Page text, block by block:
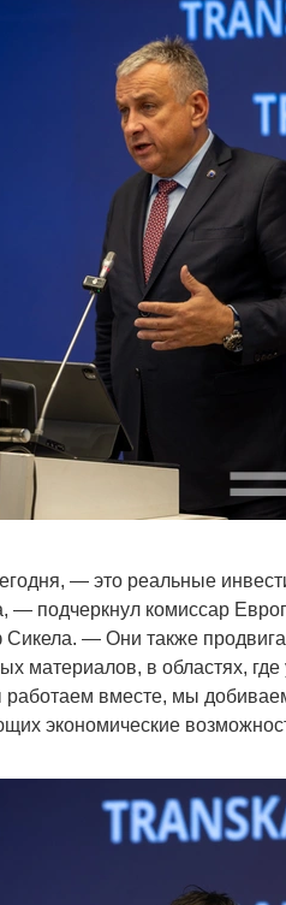
— это реальные
— подчеркнул комиссар
— Они также
материалов, в областях,
вместе, мы
экономические